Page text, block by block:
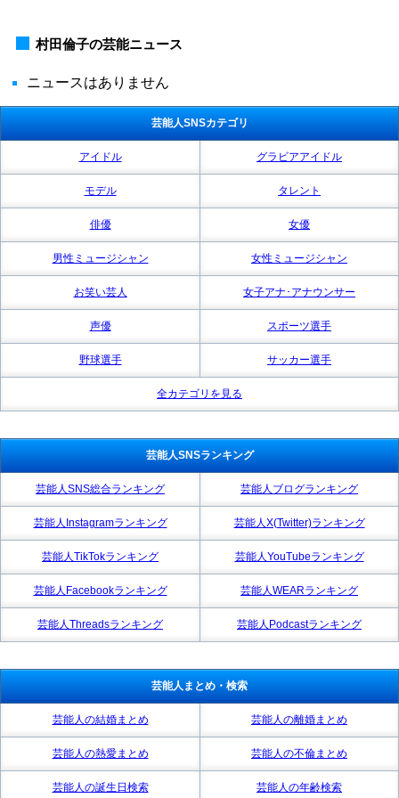
村田倫子の芸能ニュース
ニュースはありません
芸能人SNSカテゴリ
アイドル グラビアアイドル
モデル タレント
俳優 女優
男性ミュージシャン 女性ミュージシャン
お笑い芸人 女子アナ･アナウンサー
声優 スポーツ選手
野球選手 サッカー選手
全カテゴリを見る
芸能人SNSランキング
芸能人SNS総合ランキング 芸能人ブログランキング
芸能人Instagramランキング 芸能人X(Twitter)ランキング
芸能人TikTokランキング 芸能人YouTubeランキング
芸能人Facebookランキング 芸能人WEARランキング
芸能人Threadsランキング 芸能人Podcastランキング
芸能人まとめ・検索
芸能人の結婚まとめ 芸能人の離婚まとめ
芸能人の熱愛まとめ 芸能人の不倫まとめ
芸能人の誕生日検索 芸能人の年齢検索